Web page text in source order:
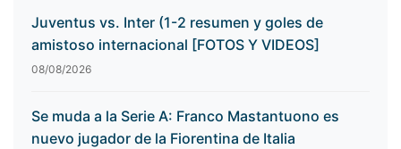
Juventus vs. Inter (1-2 resumen y goles de
amistoso internacional [FOTOS Y VIDEOS]
08/08/2026
Se muda a la Serie A: Franco Mastantuono es
nuevo jugador de la Fiorentina de Italia